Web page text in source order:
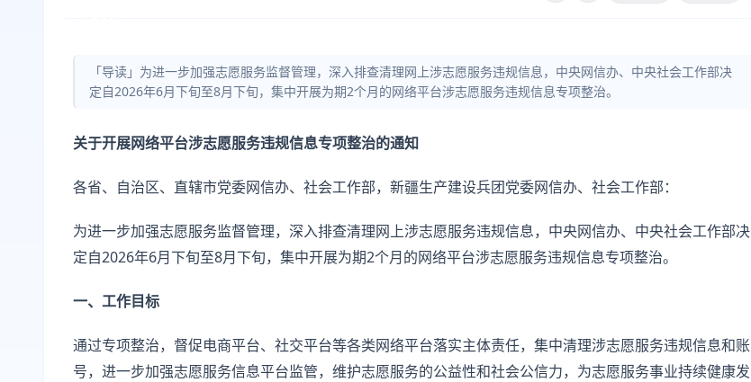
「导读」为进一步加强志愿服务监督管理，深入排查清理网上涉志愿服务违规信息，中央网信办、中央社会工作部决
定自2026年6月下旬至8月下旬，集中开展为期2个月的网络平台涉志愿服务违规信息专项整治。
关于开展网络平台涉志愿服务违规信息专项整治的通知
各省、自治区、直辖市党委网信办、社会工作部，新疆生产建设兵团党委网信办、社会工作部：
为进一步加强志愿服务监督管理，深入排查清理网上涉志愿服务违规信息，中央网信办、中央社会工作部决
定自2026年6月下旬至8月下旬，集中开展为期2个月的网络平台涉志愿服务违规信息专项整治。
一、工作目标
通过专项整治，督促电商平台、社交平台等各类网络平台落实主体责任，集中清理涉志愿服务违规信息和账
号，进一步加强志愿服务信息平台监管，维护志愿服务的公益性和社会公信力，为志愿服务事业持续健康发